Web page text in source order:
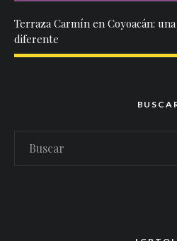
Terraza Carmín en Coyoacán:
diferente